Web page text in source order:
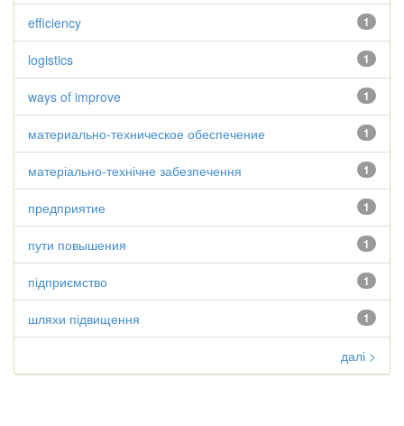
1
efficiency
1
logistics
1
ways of improve
1
материально-техническое обеспечение
1
матеріально-технічне забезпечення
1
предприятие
1
пути повышения
1
підприємство
1
шляхи підвищення
далі >